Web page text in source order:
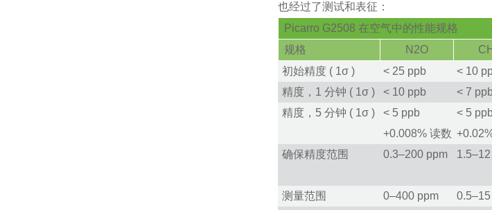
也经过了测试和表征：
Picarro G2508 在空气中的性能规格
规格
N 2O CH
初始精度 ( 1σ )
< 25 ppb < 10
精度，1 分钟 ( 1σ )
< 10 ppb < 7
精度，5 分钟 ( 1σ )
< 5 ppb
+0.008% 读数
< 5
确保精度范围 0.3–200 ppm 1.5–12
测量范围 0–400 ppm 0.5–15